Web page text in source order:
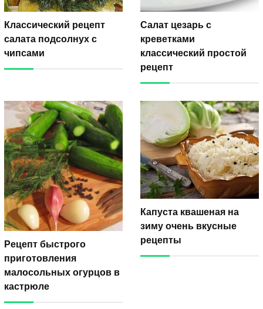
Классический рецепт
салата подсолнух с
чипсами
Салат цезарь с
креветками
классический простой
рецепт
Рецепт быстрого
приготовления
малосольных огурцов в
кастрюле
Капуста квашеная на
зиму очень вкусные
рецепты